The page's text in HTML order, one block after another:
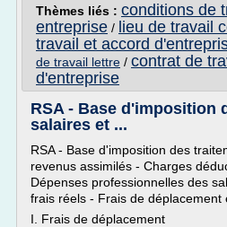
Thèmes liés : conditions de
entreprise / lieu de travail
travail et accord
de travail lettre / contrat de
d'entreprise
RSA - Base d'imposition
salaires et ...
RSA - Base d'imposition des
revenus assimilés - Charges
Dépenses professionnelles des
frais réels - Frais de déplacement
I. Frais de déplacement